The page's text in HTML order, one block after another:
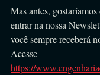
Mas antes,
entrar na nossa
você sempre receberá
Acesse
https://